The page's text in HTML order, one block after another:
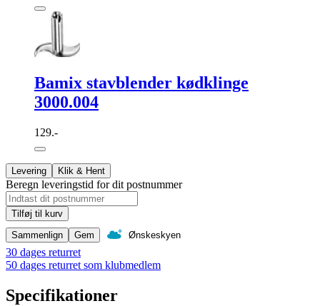
Bamix stavblender kødklinge
3000.004
129.-
Levering Klik & Hent
Beregn leveringstid for dit postnummer
Tilføj til kurv
Sammenlign
Gem Ønskeskyen
30 dages returret
50 dages returret som klubmedlem
Specifikationer